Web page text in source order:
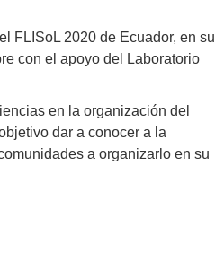
FLISoL 2020 de Ecuador, en su
con el apoyo del Laboratorio
en la organización del
dar a conocer a la
a organizarlo en su